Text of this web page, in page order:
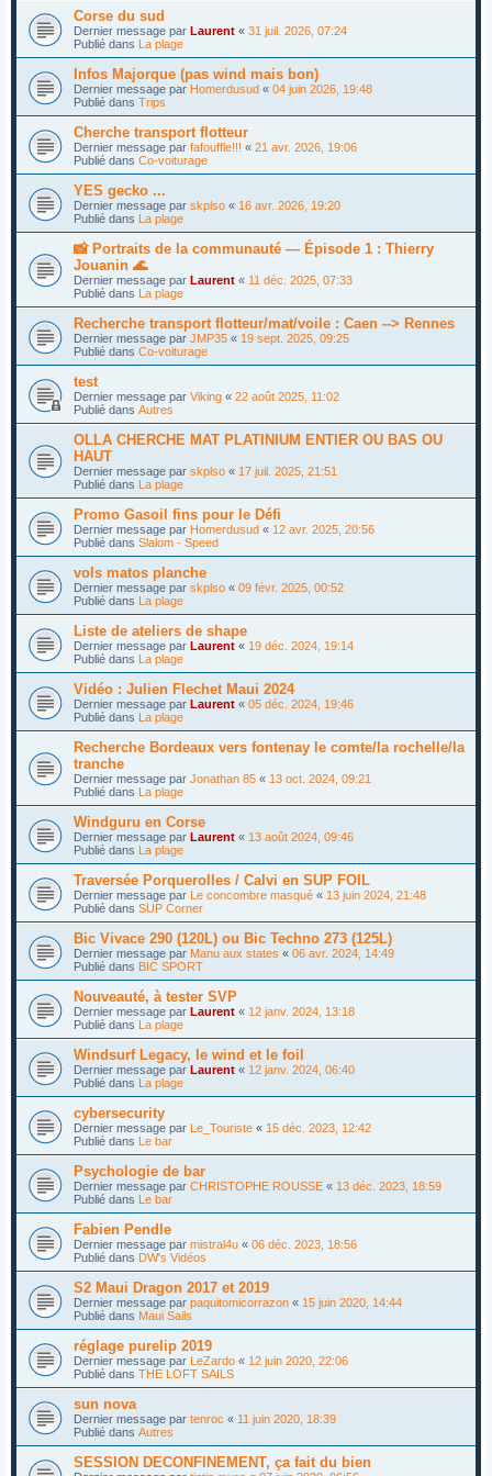
Corse du sud
Dernier message par Laurent « 31 juil. 2026, 07:24
Publié dans La plage
Infos Majorque (pas wind mais bon)
Dernier message par Homerdusud « 04 juin 2026, 19:48
Publié dans Trips
Cherche transport flotteur
Dernier message par fafouffle!!! « 21 avr. 2026, 19:06
Publié dans Co-voiturage
YES gecko ...
Dernier message par skplso « 16 avr. 2026, 19:20
Publié dans La plage
📸 Portraits de la communauté — Épisode 1 : Thierry
Jouanin 🌊
Dernier message par Laurent « 11 déc. 2025, 07:33
Publié dans La plage
Recherche transport flotteur/mat/voile : Caen --> Rennes
Dernier message par JMP35 « 19 sept. 2025, 09:25
Publié dans Co-voiturage
test
Dernier message par Viking « 22 août 2025, 11:02
Publié dans Autres
OLLA CHERCHE MAT PLATINIUM ENTIER OU BAS OU
HAUT
Dernier message par skplso « 17 juil. 2025, 21:51
Publié dans La plage
Promo Gasoil fins pour le Défi
Dernier message par Homerdusud « 12 avr. 2025, 20:56
Publié dans Slalom - Speed
vols matos planche
Dernier message par skplso « 09 févr. 2025, 00:52
Publié dans La plage
Liste de ateliers de shape
Dernier message par Laurent « 19 déc. 2024, 19:14
Publié dans La plage
Vidéo : Julien Flechet Maui 2024
Dernier message par Laurent « 05 déc. 2024, 19:46
Publié dans La plage
Recherche Bordeaux vers fontenay le comte/la rochelle/la
tranche
Dernier message par Jonathan 85 « 13 oct. 2024, 09:21
Publié dans La plage
Windguru en Corse
Dernier message par Laurent « 13 août 2024, 09:46
Publié dans La plage
Traversée Porquerolles / Calvi en SUP FOIL
Dernier message par Le concombre masqué « 13 juin 2024, 21:48
Publié dans SUP Corner
Bic Vivace 290 (120L) ou Bic Techno 273 (125L)
Dernier message par Manu aux states « 06 avr. 2024, 14:49
Publié dans BIC SPORT
Nouveauté, à tester SVP
Dernier message par Laurent « 12 janv. 2024, 13:18
Publié dans La plage
Windsurf Legacy, le wind et le foil
Dernier message par Laurent « 12 janv. 2024, 06:40
Publié dans La plage
cybersecurity
Dernier message par Le_Touriste « 15 déc. 2023, 12:42
Publié dans Le bar
Psychologie de bar
Dernier message par CHRISTOPHE ROUSSE « 13 déc. 2023, 18:59
Publié dans Le bar
Fabien Pendle
Dernier message par mistral4u « 06 déc. 2023, 18:56
Publié dans DW's Vidéos
S2 Maui Dragon 2017 et 2019
Dernier message par paquitomicorrazon « 15 juin 2020, 14:44
Publié dans Maui Sails
réglage purelip 2019
Dernier message par LeZardo « 12 juin 2020, 22:06
Publié dans THE LOFT SAILS
sun nova
Dernier message par tenroc « 11 juin 2020, 18:39
Publié dans Autres
SESSION DECONFINEMENT, ça fait du bien